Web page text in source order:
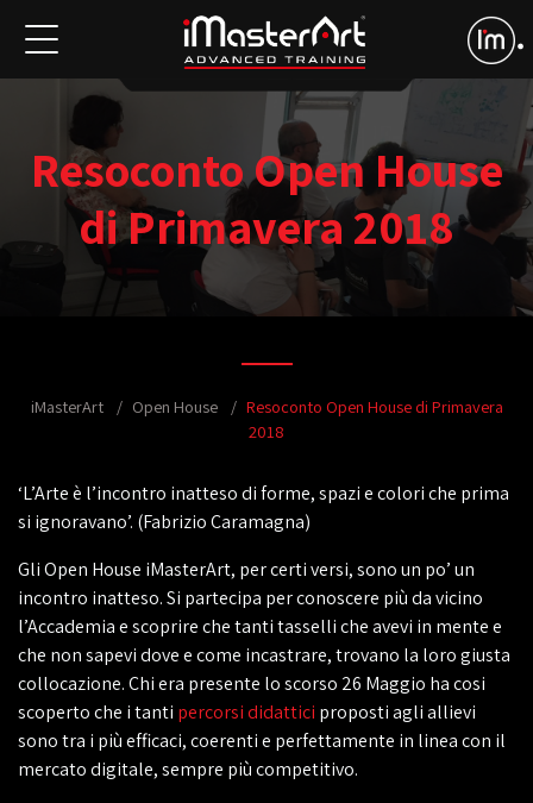
Resoconto Open House
di Primavera 2018
iMasterArt Open House
Resoconto Open House di Primavera
2018
‘L’Arte è l’incontro inatteso di forme, spazi e colori che prima
si ignoravano’. (Fabrizio Caramagna)
Gli Open House iMasterArt, per certi versi, sono un po’ un
incontro inatteso. Si partecipa per conoscere più da vicino
l’Accademia e scoprire che tanti tasselli che avevi in mente e
che non sapevi dove e come incastrare, trovano la loro giusta
collocazione. Chi era presente lo scorso 26 Maggio ha cosi
scoperto che i tanti percorsi didattici proposti agli allievi
sono tra i più efficaci, coerenti e perfettamente in linea con il
mercato digitale, sempre più competitivo.